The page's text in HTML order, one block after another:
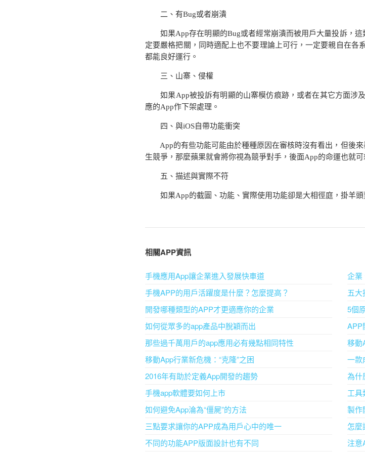
二、有Bug或者崩潰
如果App存在明顯的Bug或者經常崩潰而被用戶大量投訴，這
定要嚴格把關，同時適配上也不要理論上可行，一定要親自在各
都能良好運行。
三、山寨、侵權
如果App被投訴有明顯的山寨模仿痕跡，或者在其它方面涉
應的App作下架處理。
四、與iOS自帶功能衝突
App的有些功能可能由於種種原因在審核時沒有看出，但後
生競爭，那麼蘋果就會將你視為競爭對手，後面App的命運也就可
五、描述與實際不符
如果App的截圖、功能、實際使用功能卻是大相徑庭，掛羊
相關APP資訊
手機應用App讓企業進入發展快車道
企業
手機APP的用戶活躍度是什麼？怎麼提高？
五大
開發哪種類型的APP才更適應你的企業
5個
如何從眾多的app產品中脫穎而出
APP
那些過千萬用戶的app應用必有幾點相同特性
移動
移動App行業新危機：“克隆”之困
一款
2016年有助於定義App開發的趨勢
為什
手機app軟體要如何上市
工具
如何避免App淪為“僵屍”的方法
製作
三點要求讓你的APP成為用戶心中的唯一
怎麼
不同的功能APP版面設計也有不同
注意